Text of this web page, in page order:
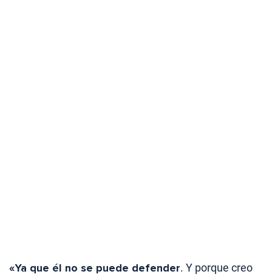
«Ya que él no se puede defender. Y porque creo